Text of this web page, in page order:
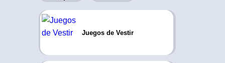
Juegos de Vestir